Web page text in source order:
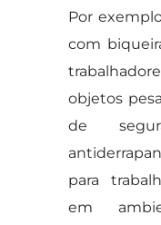
Por
com
objetos
de
para
em